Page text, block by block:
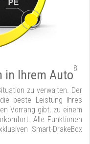
in Ihrem Auto8
zu verwalten. Der
beste Leistung Ihres
Vorrang gibt, zu einem
Alle Funktionen
Smart-DrakeBox